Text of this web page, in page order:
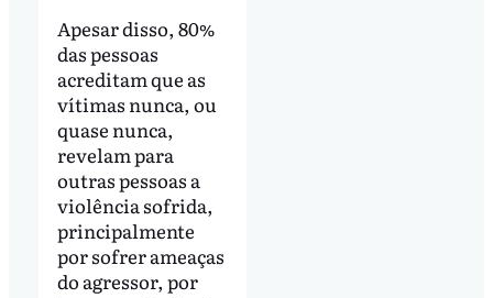
Apesar disso, 80%
das pessoas
acreditam que as
vítimas nunca, ou
quase nunca,
revelam para
outras pessoas a
violência sofrida,
principalmente
por sofrer ameaças
do agressor, por